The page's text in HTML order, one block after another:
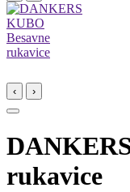
‹ ›
rukavice